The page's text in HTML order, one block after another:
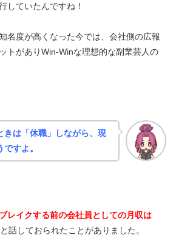
していたんですね！
名度が高くなった今では、会社側の広報
トがありWin-Winな理想的な副業芸人の
きは「休職」しながら、現
すよ。
ブレイクする前の会社員としての月収は
話しておられたことがありました。